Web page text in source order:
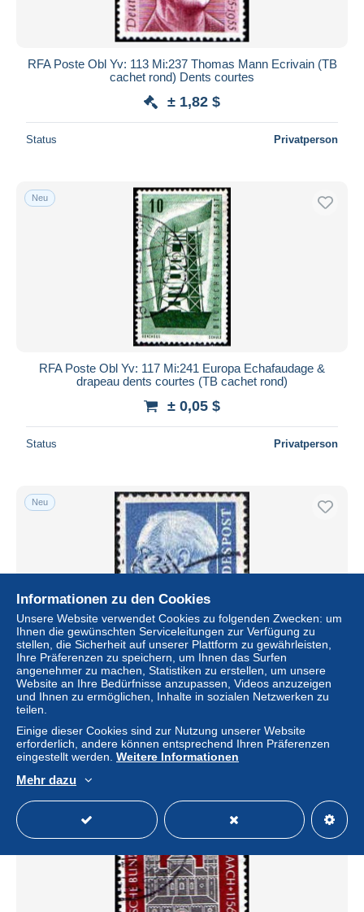
RFA Poste Obl Yv: 113 Mi:237 Thomas Mann Ecrivain (TB
cachet rond) Dents courtes
± 1,82 $
Status Privatperson
Neu
RFA Poste Obl Yv: 117 Mi:241 Europa Echafaudage &
drapeau dents courtes (TB cachet rond)
± 0,05 $
Status Privatperson
Neu
RFA Poste Obl Yv: 126 Mi:260x Theodor Heuss 18x22
(cachet rond)
Status Privatperson
Informationen zu den Cookies
Unsere Website verwendet Cookies zu folgenden Zwecken: um
Ihnen die gewünschten Serviceleitungen zur Verfügung zu
stellen, die Sicherheit auf unserer Plattform zu gewährleisten,
Ihre Präferenzen zu speichern, um Ihnen das Surfen
angenehmer zu machen, Statistiken zu erstellen, um unsere
Website an Ihre Bedürfnisse anzupassen, Videos anzuzeigen
und Ihnen zu ermöglichen, Inhalte in sozialen Netzwerken zu
teilen.
Einige dieser Cookies sind zur Nutzung unserer Website
erforderlich, andere können entsprechend Ihren Präferenzen
eingestellt werden. Weitere Informationen
Mehr dazu